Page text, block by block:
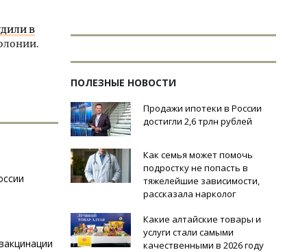
в
ПОЛЕЗНЫЕ НОВОСТИ
Продажи ипотеки в России
достигли 2,6 трлн рублей
Как семья может помочь
подростку не попасть в
тяжелейшие зависимости,
рассказала нарколог
Какие алтайские товары и
услуги стали самыми
качественными в 2026 году